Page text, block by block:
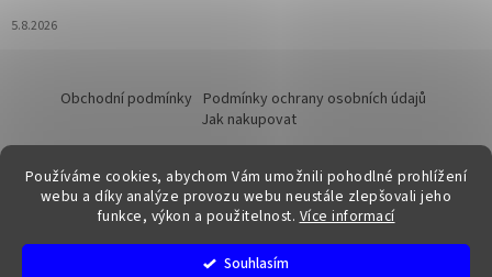
Používáme cookies, abychom Vám umožnili pohodlné prohlížení
webu a díky analýze provozu webu neustále zlepšovali jeho
funkce, výkon a použitelnost. Více informací
Souhlasím
5.8.2026
Obchodní podmínky Podmínky ochrany osobních údajů
Jak nakupovat
Vytvořil Shoptet